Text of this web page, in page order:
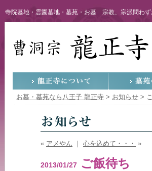
寺院墓地・霊園墓地・墓苑・お墓 宗教、宗派問わ
お墓・墓苑なら八王子 龍正寺 > お知らせ >
« アメやん 心を込めて・・・ »
2013/01/27 ご飯待ち